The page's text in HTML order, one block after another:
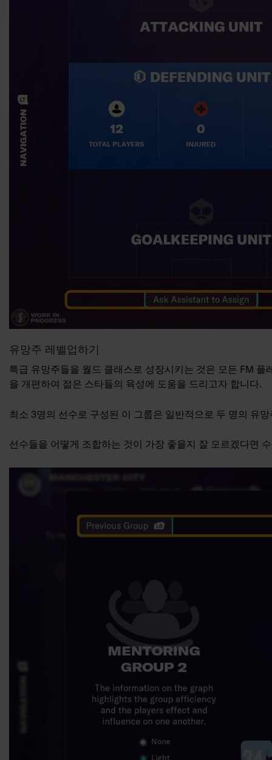
유망주 레벨업하기
특급 유망주들을 월드 클래스로 성장시키는 것은 모든 FM
을 개편하여 젊은 스타들의 육성에 도움을 드리고자 합니다.
최소 3명의 선수로 구성된 이 그룹은 일반적으로 두 명의 유
선수들을 어떻게 조합하는 것이 가장 좋을지 잘 모르겠다면